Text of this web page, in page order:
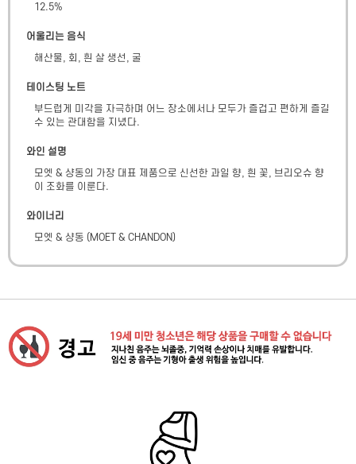
12.5%
어울리는 음식
해산물, 회, 흰 살 생선, 굴
테이스팅 노트
부드럽게 미각을 자극하며 어느 장소에서나 모두가 즐겁고 편하게 즐길
수 있는 관대함을 지녔다.
와인 설명
모엣 & 샹동의 가장 대표 제품으로 신선한 과일 향, 흰 꽃, 브리오슈 향
이 조화를 이룬다.
와이너리
모엣 & 샹동 ( MOET & CHANDON)